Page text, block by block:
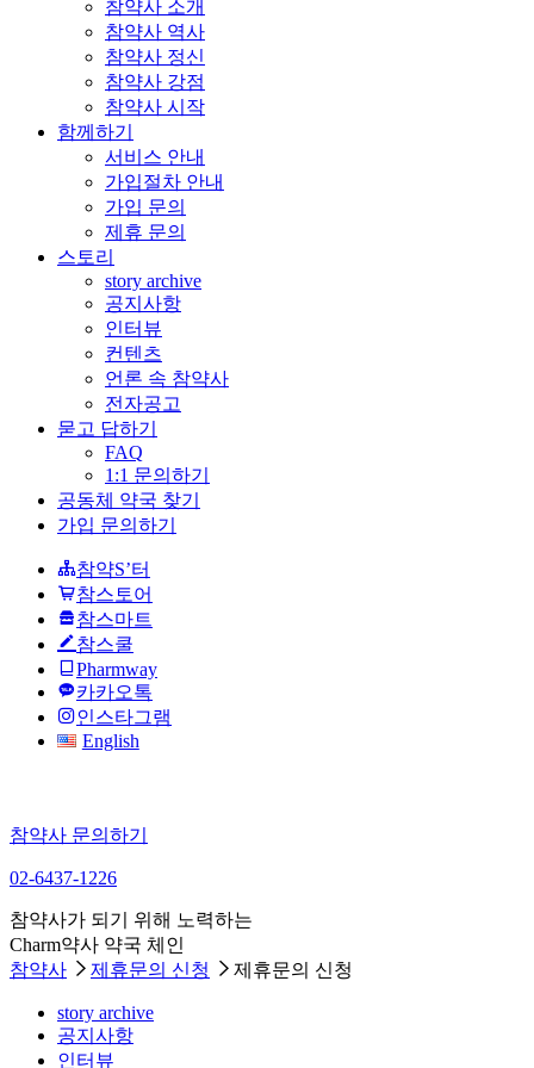
참약사 소개
참약사 역사
참약사 정신
참약사 강점
참약사 시작
함께하기
서비스 안내
가입절차 안내
가입 문의
제휴 문의
스토리
story archive
공지사항
인터뷰
컨텐츠
언론 속 참약사
전자공고
묻고 답하기
FAQ
1:1 문의하기
공동체 약국 찾기
가입 문의하기
참약S’터
참스토어
참스마트
참스쿨
Pharmway
카카오톡
인스타그램
English
참약사 문의하기
02-6437-1226
참약사가 되기 위해 노력하는
Charm약사 약국 체인
참약사
제휴문의 신청 제휴문의 신청
story archive
공지사항
인터뷰